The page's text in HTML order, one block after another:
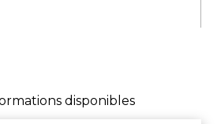
disponibles